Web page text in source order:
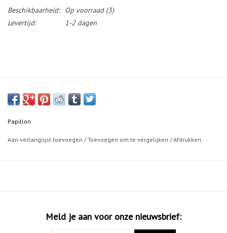
Beschikbaarheid: Op voorraad(3)
Levertijd:
1-2 dagen
Papillon
Aan verlanglijst toevoegen /Toevoegen om te vergelijken /Afdrukken
Meld je aan voor onze nieuwsbrief: